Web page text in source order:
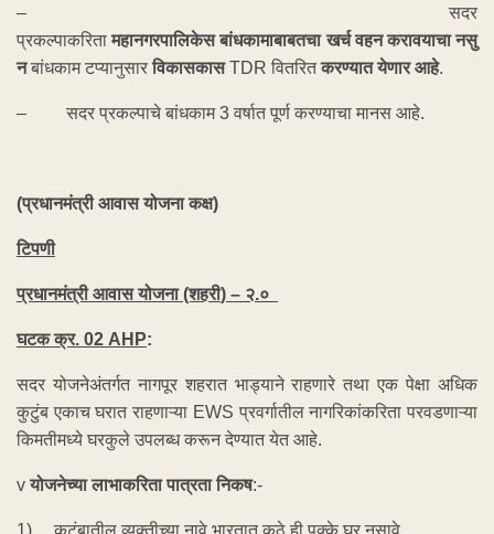
– सदर
प्रकल्पाकरितामहानगरपालिकेस बांधकामाबाबतचा खर्च वहन करावयाचा नसु
न बांधकाम टप्यानुसारविकासकासTDR वितरितकरण्यात येणार आहे.
– सदर प्रकल्पाचे बांधकाम 3 वर्षात पूर्ण करण्याचा मानस आहे.
(प्रधानमंत्री आवास योजना कक्ष)
टिपणी
प्रधानमंत्री आवास योजना (शहरी) – २.०
घटक क्र. 02 AHP:
सदर योजनेअंतर्गत नागपूर शहरात भाड्याने राहणारे तथा एक पेक्षा अधिक
कुटुंब एकाच घरात राहणाऱ्या EWS प्रवर्गातील नागरिकांकरिता परवडणाऱ्या
किमतीमध्ये घरकुले उपलब्ध करून देण्यात येत आहे.
vयोजनेच्या लाभाकरिता पात्रता निकष:-